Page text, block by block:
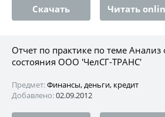
Скачать Читать
Отчет по практике по теме
состояния ООО 'ЧелСГ-ТРАНС'
Предмет:Финансы, деньги, кредит
Добавлено:02.09.2012